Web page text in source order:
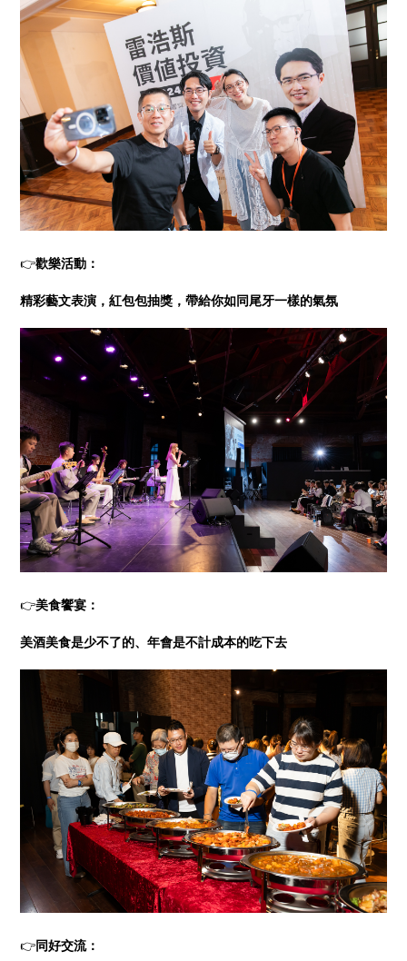
👉歡樂活動：
精彩藝文表演，紅包包抽獎，帶給你如同尾牙一樣的氣氛
👉美食饗宴：
美酒美食是少不了的、年會是不計成本的吃下去
👉同好交流：